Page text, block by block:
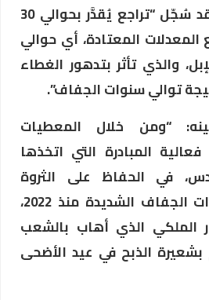
أما بالنسبة للإبل، فقد سُجّل “تراجع يُقدَّر بحوالي 30
المعتادة، أي حوالي
والذي تأثر بتدهور الغطاء
توالي سنوات الجفاف”.
“ومن خلال المعطيات
المبادرة التي اتخذها
في الحفاظ على الثروة
الحيوانية خلال سنوات الجفاف الشديدة منذ 2022،
الملكي الذي أهاب بالشعب
بشعيرة الذبح في عيد الأضحى